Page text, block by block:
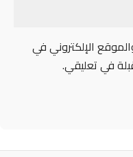
الإلكتروني في
في تعليقي.